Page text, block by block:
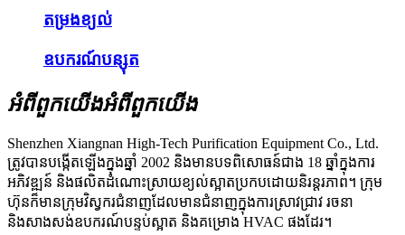
តម្រងខ្យល់
ឧបករណ៍បន្សុត
អំពីពួកយើងអំពីពួកយើង
Shenzhen Xiangnan High-Tech Purification Equipment Co., Ltd.
ត្រូវបានបង្កើតឡើងក្នុងឆ្នាំ 2002 និងមានបទពិសោធន៍ជាង 18 ឆ្នាំក្នុងការ
អភិវឌ្ឍន៍ និងផលិតដំណោះស្រាយខ្យល់ស្អាតប្រកបដោយនិរន្តរភាព។ ក្រុម
ហ៊ុនក៏មានក្រុមវិស្វករជំនាញដែលមានជំនាញក្នុងការស្រាវជ្រាវ រចនា
និងសាងសង់ឧបករណ៍បន្ទប់ស្អាត និងគម្រោង HVAC ផងដែរ។